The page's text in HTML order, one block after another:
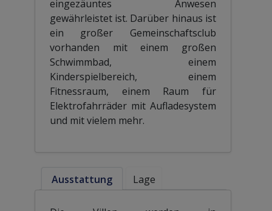
eingezäuntes Anwesen
gewährleistet ist. Darüber hinaus ist
ein großer Gemeinschaftsclub
vorhanden mit einem großen
Schwimmbad, einem
Kinderspielbereich, einem
Fitnessraum, einem Raum für
Elektrofahrräder mit Aufladesystem
und mit vielem mehr.
Ausstattung Lage